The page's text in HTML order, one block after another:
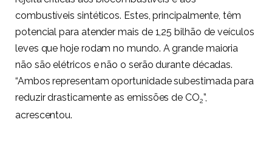
combustíveis sintéticos. Estes, principalmente, têm
potencial para atender mais de 1,25 bilhão de veículos
leves que hoje rodam no mundo. A grande maioria
não são elétricos e não o serão durante décadas.
“Ambos representam oportunidade subestimada para
reduzir drasticamente as emissões de CO2”,
acrescentou.